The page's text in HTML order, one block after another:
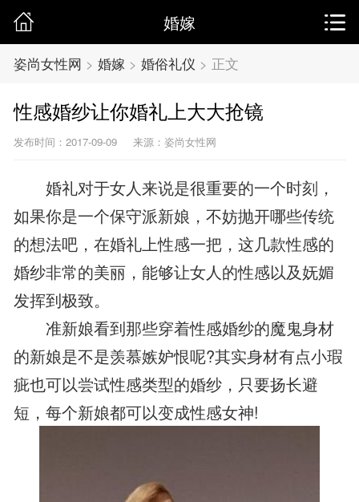
婚嫁
姿尚女性网 > 婚嫁> 婚俗礼仪 > 正文
性感婚纱让你婚礼上大大抢镜
发布时间：2017-09-09 来源：姿尚女性网
婚礼对于女人来说是很重要的一个时刻，
如果你是一个保守派新娘，不妨抛开哪些传统
的想法吧，在婚礼上性感一把，这几款性感的
婚纱非常的美丽，能够让女人的性感以及妩媚
发挥到极致。
准新娘看到那些穿着性感婚纱的魔鬼身材
的新娘是不是羡慕嫉妒恨呢?其实身材有点小瑕
疵也可以尝试性感类型的婚纱，只要扬长避
短，每个新娘都可以变成性感女神!